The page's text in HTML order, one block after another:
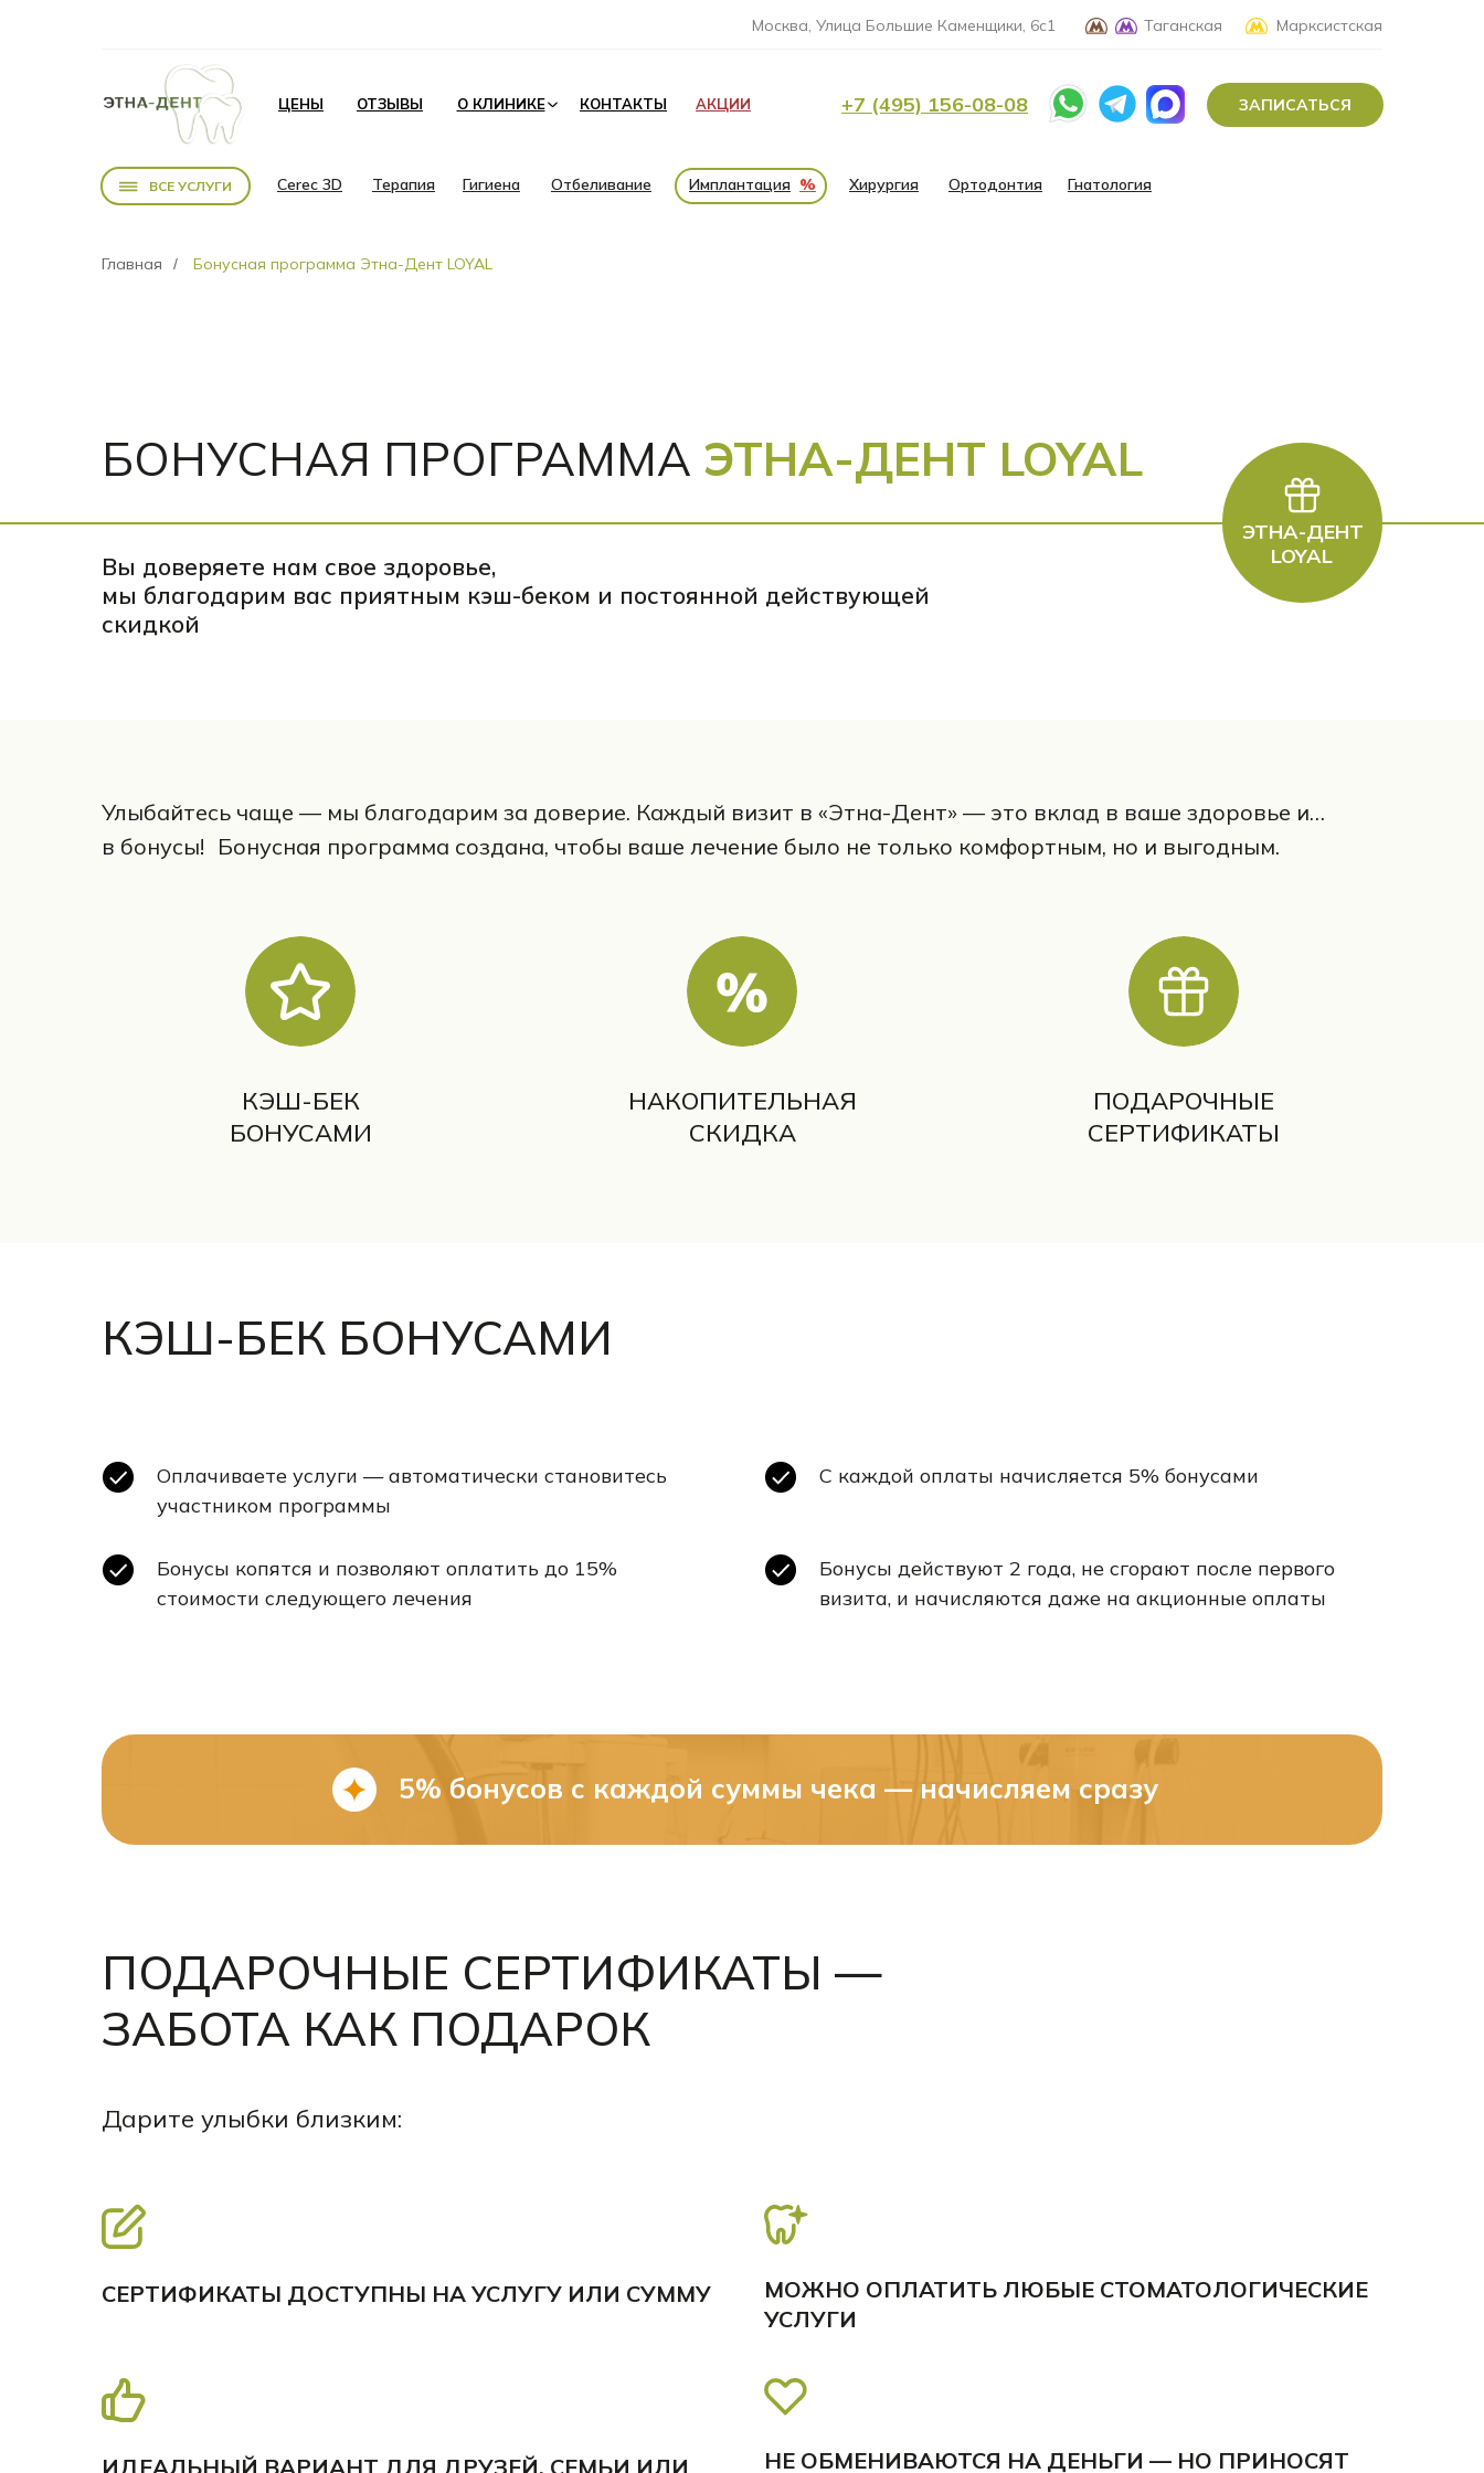
ЦЕНЫ ОТЗЫВЫ О КЛИНИКЕ КОНТАКТЫ АКЦИИ +7 (495) 156-08-08 ЗАПИСАТЬСЯ
Марксистская
Таганская
Москва, Улица Большие Каменщики, 6с1
Cerec 3D Терапия Гигиена Хирургия Гнатология
Ортодонтия
ВСЕ УСЛУГИ %
Имплантация
Отбеливание
Главная / Бонусная программа Этна-Дент LOYAL
ЭТНА-ДЕНТ
LOYAL
Вы доверяете нам свое здоровье,
мы благодарим вас приятным кэш-беком и постоянной действующей
скидкой
БОНУСНАЯ ПРОГРАММА ЭТНА-ДЕНТ LOYAL
Улыбайтесь чаще — мы благодарим за доверие. Каждый визит в «Этна-Дент» — это вклад в ваше здоровье и…
в бонусы! Бонусная программа создана, чтобы ваше лечение было не только комфортным, но и выгодным.
КЭШ-БЕК
БОНУСАМИ
НАКОПИТЕЛЬНАЯ
СКИДКА
ПОДАРОЧНЫЕ
СЕРТИФИКАТЫ
КЭШ-БЕК БОНУСАМИ
Оплачиваете услуги — автоматически становитесь
участником программы
С каждой оплаты начисляется 5% бонусами
Бонусы копятся и позволяют оплатить до 15%
стоимости следующего лечения
Бонусы действуют 2 года, не сгорают после первого
визита, и начисляются даже на акционные оплаты
5% бонусов с каждой суммы чека — начисляем сразу
ПОДАРОЧНЫЕ СЕРТИФИКАТЫ —
ЗАБОТА КАК ПОДАРОК
Дарите улыбки близким:
СЕРТИФИКАТЫ ДОСТУПНЫ НА УСЛУГУ ИЛИ СУММУ
МОЖНО ОПЛАТИТЬ ЛЮБЫЕ СТОМАТОЛОГИЧЕСКИЕ
УСЛУГИ
ИДЕАЛЬНЫЙ ВАРИАНТ ДЛЯ ДРУЗЕЙ, СЕМЬИ ИЛИ НЕ ОБМЕНИВАЮТСЯ НА ДЕНЬГИ — НО ПРИНОСЯТ